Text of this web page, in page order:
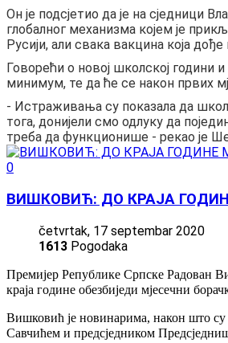
Он је подсјетио да је на сједници
глобалног механизма којем је
Русији, али свака вакцина која
Говорећи о новој школској години
минимум, те да ће се након првих
- Истраживања су показала да
тога, донијели смо одлуку да
треба да функционише - рекао је
0
ВИШКОВИЋ: ДО КРАЈА
četvrtak, 17 septembar 2020
1613 Pogodaka
Премијер Републике Српске Радован
краја године обезбиједи мјесечни
Вишковић је новинарима, након што
Савчићем и предсједником